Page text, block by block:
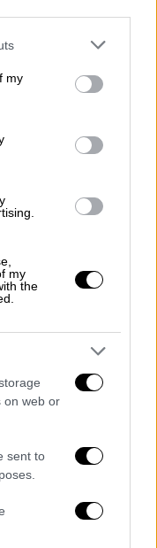
one or more Google
You may click to
third-party tags to
in below Google
my
my
the
on web or
sent to
σε
η οδηγός